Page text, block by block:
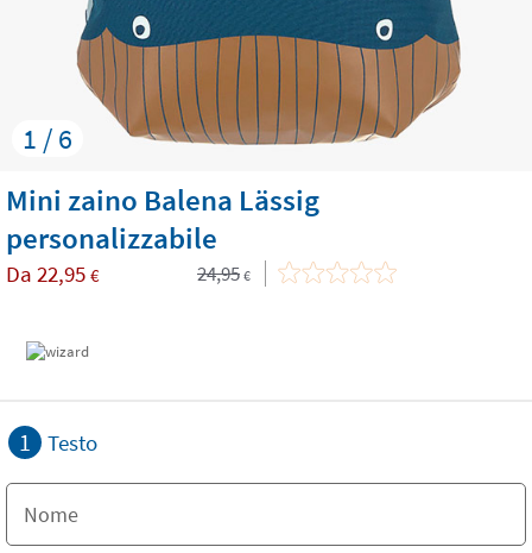
1 / 6
Mini zaino Balena Lässig
personalizzabile
Da 22,95 € 24,95 €
1 Testo